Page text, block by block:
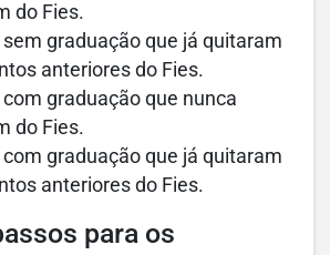
do Fies.
sem graduação que já quitaram
anteriores do Fies.
graduação que nunca
do Fies.
com graduação que já quitaram
anteriores do Fies.
para os